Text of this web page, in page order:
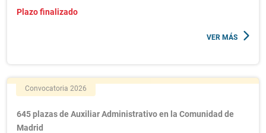
Plazo finalizado
VER MÁS
Convocatoria 2026
645 plazas de Auxiliar Administrativo en la Comunidad de
Madrid